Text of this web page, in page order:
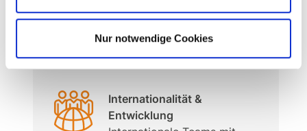
Nur notwendige Cookies
innovativen
Familienunternehmen
Internationalität &
Entwicklung